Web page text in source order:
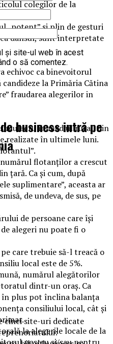
colegilor de la
„potent” si plin de gesturi
dansul, sunt interpretate
echivoc ca binevoitorul
la Primăria Cătina
fraudarea alegerilor in
în mediul rural, din
realizate în ultimele luni.
flotanţilor a crescut
ţară. Ca şi cum, după
suplimentare”, aceasta ar
de undeva, de sus, pe
de persoane care îşi
alegeri nu poate fi o
care trebuie să-l treacă o
local este de 5%.
numărul alegătorilor
dintr-un oraş. Ca
în plus pot înclina balanţa
consiliului local, cât şi
la alegerile locale de la
și site-ul web în acest
o să comentez.
business intră pe
cinci site-uri dedicate